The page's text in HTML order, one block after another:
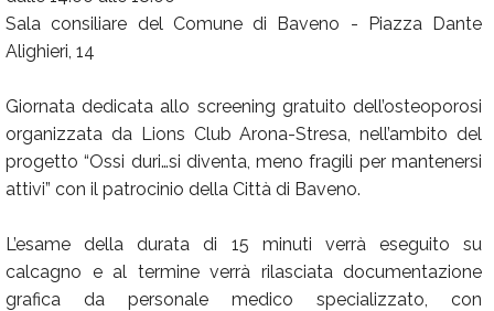
Sala consiliare del Comune di Baveno - Piazza Dante
Alighieri, 14
Giornata dedicata allo screening gratuito dell’osteoporosi
organizzata da Lions Club Arona-Stresa, nell’ambito del
progetto “Ossi duri…si diventa, meno fragili per mantenersi
attivi” con il patrocinio della Città di Baveno.
L’esame della durata di 15 minuti verrà eseguito su
calcagno e al termine verrà rilasciata documentazione
grafica da personale medico specializzato, con